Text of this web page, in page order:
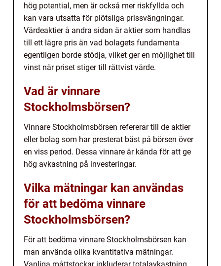
hög potential, men är också mer riskfyllda och
kan vara utsatta för plötsliga prissvängningar.
Värdeaktier å andra sidan är aktier som handlas
till ett lägre pris än vad bolagets fundamenta
egentligen borde stödja, vilket ger en möjlighet till
vinst när priset stiger till rättvist värde.
Vad är vinnare
Stockholmsbörsen?
Vinnare Stockholmsbörsen refererar till de aktier
eller bolag som har presterat bäst på börsen över
en viss period. Dessa vinnare är kända för att ge
hög avkastning på investeringar.
Vilka mätningar kan användas
för att bedöma vinnare
Stockholmsbörsen?
För att bedöma vinnare Stockholmsbörsen kan
man använda olika kvantitativa mätningar.